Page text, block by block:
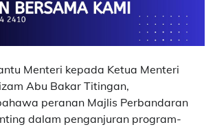
Menteri kepada Ketua Menteri
Abu Bakar Titingan,
peranan Majlis Perbandaran
dalam penganjuran program-